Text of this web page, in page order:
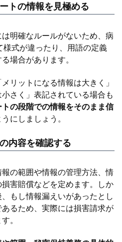
トの情報を見極める
明確なルールがないため、病
式が違ったり、用語の定義
場合があります。
リットになる情報は大きく」
小さく」表記されている場合も
トの段階での情報をそのまま信
にしましょう。
内容を確認する
の範囲や情報の管理方法、情
害賠償などを定めます。しか
もし情報漏えいがあったとし
るため、実際には損害請求が
。